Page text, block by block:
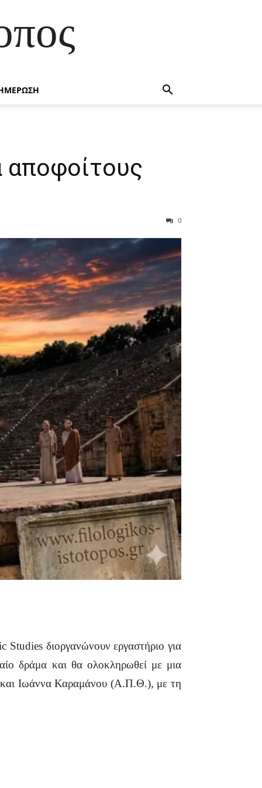
αποφοίτους
0
διοργανώνουν εργαστήριο για
δράμα και θα ολοκληρωθεί με μια
και Ιωάννα Καραμάνου (Α.Π.Θ.), με τη